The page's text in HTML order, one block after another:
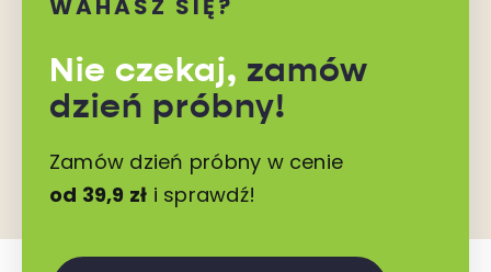
WAHASZ SIĘ?
Nie czekaj, zamów
dzień próbny!
Zamów dzień próbny w cenie
od 39,9 zł i sprawdź!